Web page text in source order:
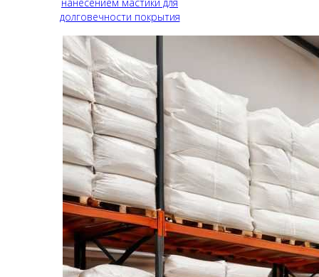
нанесением мастики для
долговечности покрытия